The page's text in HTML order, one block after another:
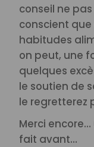
conseil ne
conscient
habitudes
on peut, une
quelques
le soutien de
le regretterez
Merci
fait avant…